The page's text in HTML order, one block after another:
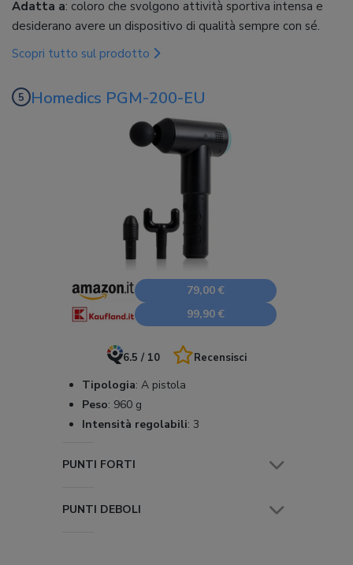
Adatta a: coloro che svolgono attività sportiva intensa e
desiderano avere un dispositivo di qualità sempre con sé.
Scopri tutto sul prodotto
Homedics PGM-200-EU
79,00 €
99,90 €
6.5 / 10 Recensisci
Tipologia: A pistola
Peso: 960 g
Intensità regolabili: 3
PUNTI FORTI
PUNTI DEBOLI